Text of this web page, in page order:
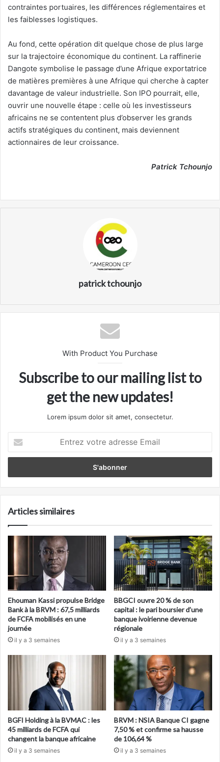
contraintes portuaires, les différences réglementaires et
les faiblesses logistiques.
Au fond, cette opération dit quelque chose de plus large
sur la trajectoire économique du continent. La raffinerie
Dangote symbolise le passage d’une Afrique exportatrice
de matières premières à une Afrique qui cherche à capter
davantage de valeur industrielle. Son IPO pourrait, elle,
ouvrir une nouvelle étape : celle où les investisseurs
africains ne se contentent plus d’observer les grands
actifs stratégiques du continent, mais deviennent
actionnaires de leur croissance.
Patrick Tchounjo
patrick tchounjo
With Product You Purchase
Subscribe to our mailing list to
get the new updates!
Lorem ipsum dolor sit amet, consectetur.
votre
adresse
Articles similaires
Ehouman Kassi propulse Bridge
Bank à la BRVM : 67,5 milliards
de FCFA mobilisés en une
journée
il y a 3 semaines
BBGCI ouvre 20 % de son
capital : le pari boursier d’une
banque ivoirienne devenue
régionale
il y a 3 semaines
BGFI Holding à la BVMAC : les
45 milliards de FCFA qui
changent la banque africaine
il y a 3 semaines
BRVM : NSIA Banque CI gagne
7,50 % et confirme sa hausse
de 106,64 %
il y a 3 semaines